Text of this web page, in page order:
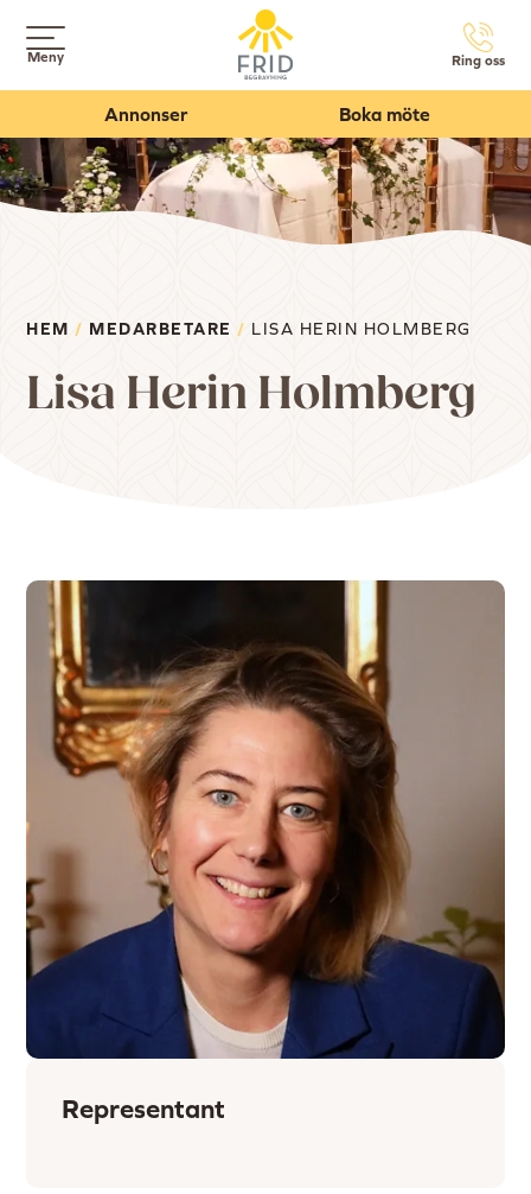
Meny Ring oss
Annonser Boka möte
HEM / MEDARBETARE / LISA HERIN HOLMBERG
Lisa Herin Holmberg
Representant